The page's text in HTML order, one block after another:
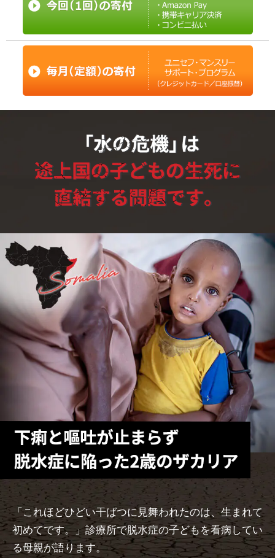
「これほどひどい干ばつに見舞われたのは、生まれて
初めてです。」診療所で脱水症の子どもを看病してい
る母親が語ります。